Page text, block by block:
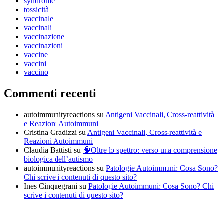
tossicità
vaccinale
vaccinali
vaccinazione
vaccinazioni
vaccine
vaccini
vaccino
Commenti recenti
autoimmunityreactions su Antigeni Vaccinali, Cross-reattività
e Reazioni Autoimmuni
Cristina Gradizzi su Antigeni Vaccinali, Cross-reattività e
Reazioni Autoimmuni
Claudia Battisti su 🧠Oltre lo spettro: verso una comprensione
biologica dell’autismo
autoimmunityreactions su Patologie Autoimmuni: Cosa Sono?
Chi scrive i contenuti di questo sito?
Ines Cinquegrani su Patologie Autoimmuni: Cosa Sono? Chi
scrive i contenuti di questo sito?